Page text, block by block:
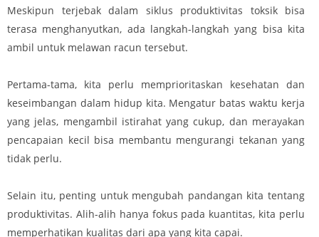
Meskipun terjebak dalam siklus produktivitas toksik bisa
terasa menghanyutkan, ada langkah-langkah yang bisa kita
ambil untuk melawan racun tersebut.
Pertama-tama, kita perlu memprioritaskan kesehatan dan
keseimbangan dalam hidup kita. Mengatur batas waktu kerja
yang jelas, mengambil istirahat yang cukup, dan merayakan
pencapaian kecil bisa membantu mengurangi tekanan yang
tidak perlu.
Selain itu, penting untuk mengubah pandangan kita tentang
produktivitas. Alih-alih hanya fokus pada kuantitas, kita perlu
memperhatikan kualitas dari apa yang kita capai.